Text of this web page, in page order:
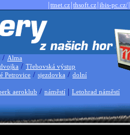
|ttnet.cz|thsoft.cz|ibis-pc.cz/|
/ Alma
/ Třebovská výstup
Petrovice / sjezdovka / dolní
aeroklub / náměstí | Letohrad náměstí